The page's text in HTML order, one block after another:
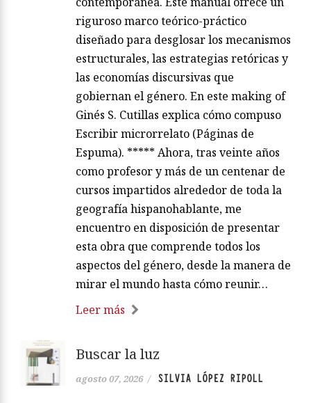
riguroso marco teórico-práctico
diseñado para desglosar los mecanismos
estructurales, las estrategias retóricas y
las economías discursivas que
gobiernan el género. En este making of
Ginés S. Cutillas explica cómo compuso
Escribir microrrelato (Páginas de
Espuma). ***** Ahora, tras veinte años
como profesor y más de un centenar de
cursos impartidos alrededor de toda la
geografía hispanohablante, me
encuentro en disposición de presentar
esta obra que comprende todos los
aspectos del género, desde la manera de
mirar el mundo hasta cómo reunir…
Leer más
Buscar la luz
agosto 07, 2026 / SILVIA LÓPEZ RIPOLL